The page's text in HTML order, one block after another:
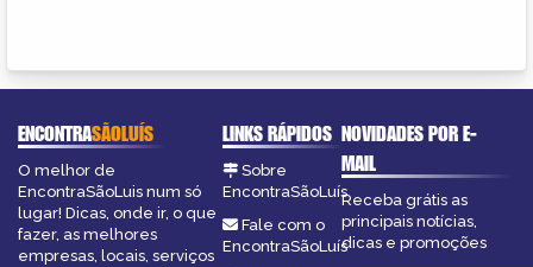
ENCONTRASÃOLUÍS
O melhor de
EncontraSãoLuis num só
lugar! Dicas, onde ir, o que
fazer, as melhores
empresas, locais, serviços
LINKS RÁPIDOS
Sobre
EncontraSãoLuís
Fale com o
EncontraSãoLuís
NOVIDADES POR E-
MAIL
Receba grátis as
principais notícias,
dicas e promoções